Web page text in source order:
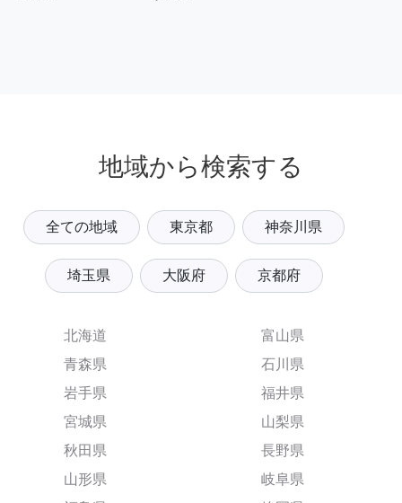
地域から検索する
全ての地域 東京都 神奈川県
埼玉県 大阪府 京都府
北海道
青森県
岩手県
宮城県
秋田県
山形県
富山県
石川県
福井県
山梨県
長野県
岐阜県